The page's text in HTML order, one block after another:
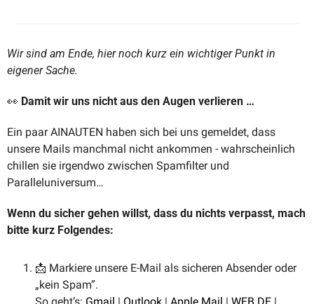
Wir sind am Ende, hier noch kurz ein wichtiger Punkt in
eigener Sache.
👀 Damit wir uns nicht aus den Augen verlieren …
Ein paar AINAUTEN haben sich bei uns gemeldet, dass
unsere Mails manchmal nicht ankommen - wahrscheinlich
chillen sie irgendwo zwischen Spamfilter und
Paralleluniversum…
Wenn du sicher gehen willst, dass du nichts verpasst, mach
bitte kurz Folgendes:
📩 Markiere unsere E-Mail als sicheren Absender oder
„kein Spam”.